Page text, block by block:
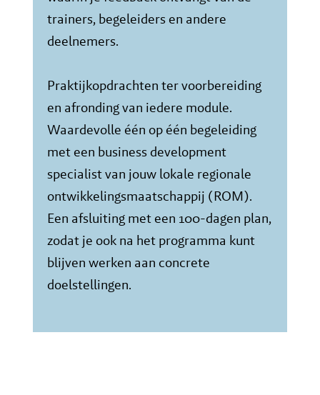
trainers, begeleiders en andere
deelnemers.
Praktijkopdrachten ter voorbereiding
en afronding van iedere module.
Waardevolle één op één begeleiding
met een business development
specialist van jouw lokale regionale
ontwikkelingsmaatschappij (ROM).
Een afsluiting met een 100-dagen plan,
zodat je ook na het programma kunt
blijven werken aan concrete
doelstellingen.